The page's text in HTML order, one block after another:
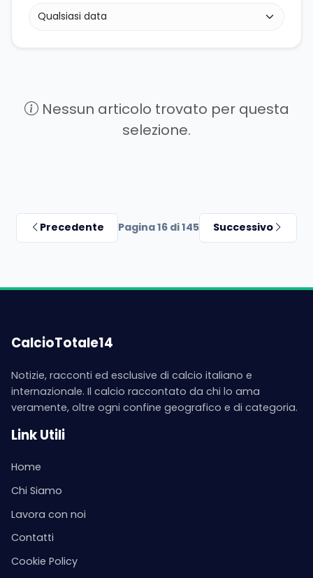
Nessun articolo trovato per questa
selezione.
Precedente Pagina 16 di 145 Successivo
CalcioTotale14
Notizie, racconti ed esclusive di calcio italiano e
internazionale. Il calcio raccontato da chi lo ama
veramente, oltre ogni confine geografico e di categoria.
Link Utili
Home
Chi Siamo
Lavora con noi
Contatti
Cookie Policy